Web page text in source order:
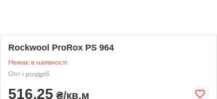
Rockwool ProRox PS 964
Немає в наявності
Опт і роздріб
516,25 ₴/кв.м